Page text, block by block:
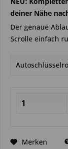
deiner Nähe
Der genaue
Scrolle einfach
Merken